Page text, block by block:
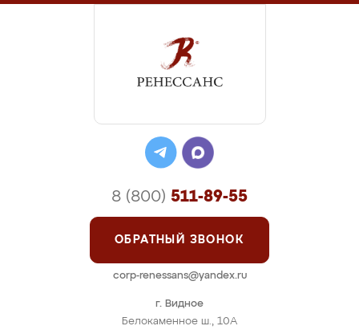
г. Видное
Белокаменное ш., 10А
8 (800) 511-89-55
ОБРАТНЫЙ ЗВОНОК
corp-renessans@yandex.ru